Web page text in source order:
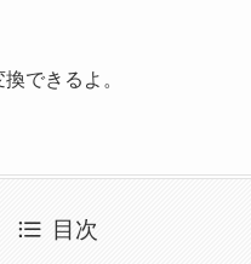
できるよ。
目次